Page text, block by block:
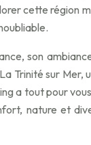
cette région
son
Trinité sur
a tout pour
nature et